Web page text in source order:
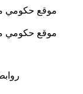
موقع حكومي
موقع حكومي